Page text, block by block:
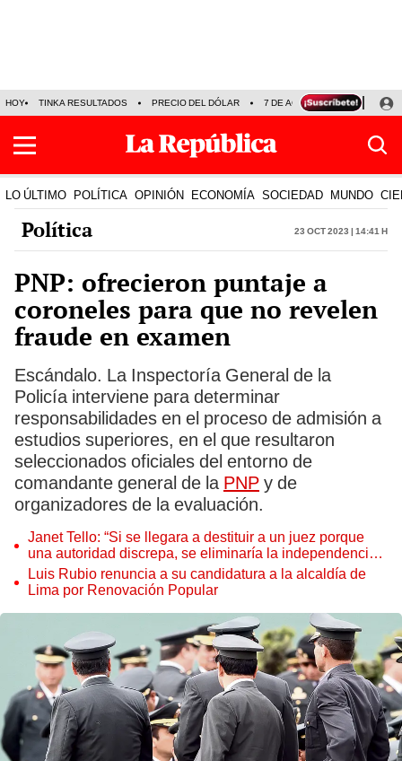
HOY TINKA RESULTADOS PRECIO DEL DÓLAR 7 DE AGOSTO OLLANTA
LO ÚLTIMO POLÍTICA OPINIÓN ECONOMÍA SOCIEDAD MUNDO
Política 23 Oct 2023 | 14:41 h
PNP: ofrecieron puntaje a
coroneles para que no revelen
fraude en examen
Escándalo. La Inspectoría General de la
Policía interviene para determinar
responsabilidades en el proceso de admisión a
estudios superiores, en el que resultaron
seleccionados oficiales del entorno de
comandante general de la PNP y de
organizadores de la evaluación.
Janet Tello: “Si se llegara a destituir a un juez porque
una autoridad discrepa, se eliminaría la independencia
judicial”
Luis Rubio renuncia a su candidatura a la alcaldía de
Lima por Renovación Popular